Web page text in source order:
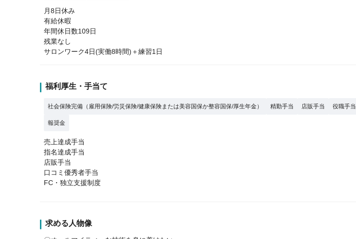
月8日休み
有給休暇
年間休日数109日
残業なし
サロンワーク4日(実働8時間)＋練習1日
福利厚生・手当て
社会保険完備（雇用保険/労災保険/健康保険または美容国保か整容国保/厚生年金） 精勤手当 店販手当 役職手当
報奨金
売上達成手当
指名達成手当
店販手当
口コミ優秀者手当
FC・独立支援制度
求める人物像